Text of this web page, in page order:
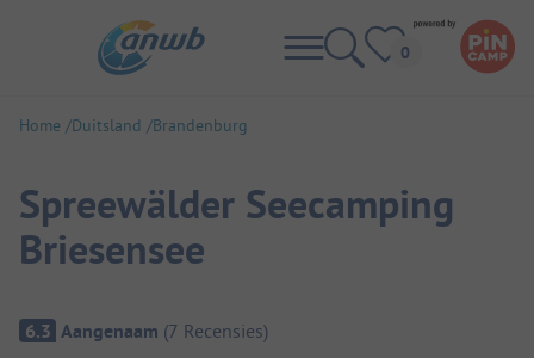
Home Duitsland Brandenburg
Spreewälder Seecamping
Briesensee
Camping overzicht
6.3 Aangenaam (7 Recensies)